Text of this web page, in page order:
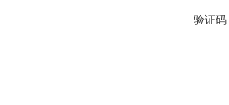
验证码